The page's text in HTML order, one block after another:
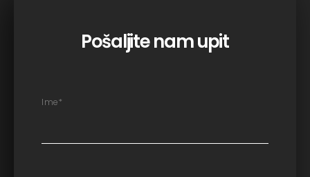
Pošaljite nam upit
Ime*